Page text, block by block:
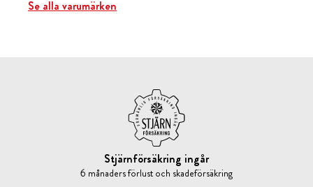
Se alla varumärken
Stjärnförsäkring ingår
6 månaders förlust och skadeförsäkring